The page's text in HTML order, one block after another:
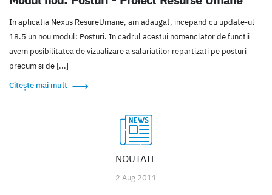
In aplicatia Nexus ResureUmane, am adaugat, incepand cu update-ul
18.5 un nou modul: Posturi. In cadrul acestui nomenclator de functii
avem posibilitatea de vizualizare a salariatilor repartizati pe posturi
precum si de [...]
Citește mai mult
NOUTATE
2 Aug 2011